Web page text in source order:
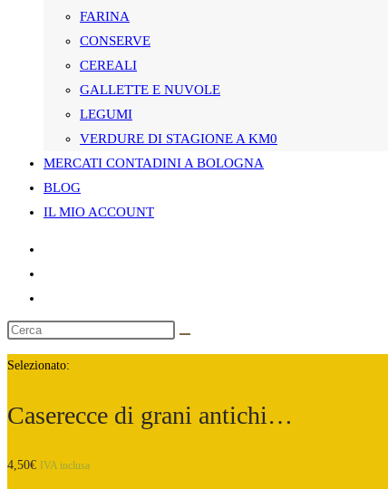
SITO
WEB
FARINA
CONSERVE
CEREALI
GALLETTE E NUVOLE
LEGUMI
VERDURE DI STAGIONE A KM0
MERCATI CONTADINI A BOLOGNA
BLOG
IL MIO ACCOUNT
Selezionato:
Caserecce di grani antichi…
4,50€ IVA inclusa